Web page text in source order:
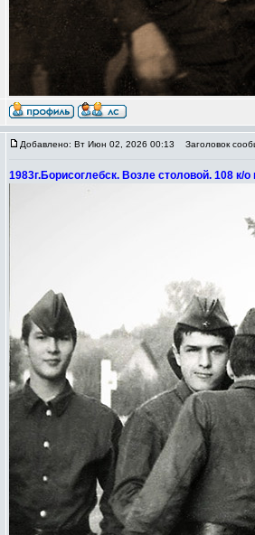
Добавлено: Вт Июн 02, 2026 00:13 Заголовок
1983г.Борисоглебск. Возле столовой. 108